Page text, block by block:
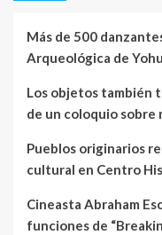
Más de 500
Arqueológica de
Los objetos también
de un coloquio sobre
Pueblos originarios
cultural en Centro
Cineasta Abraham
funciones de